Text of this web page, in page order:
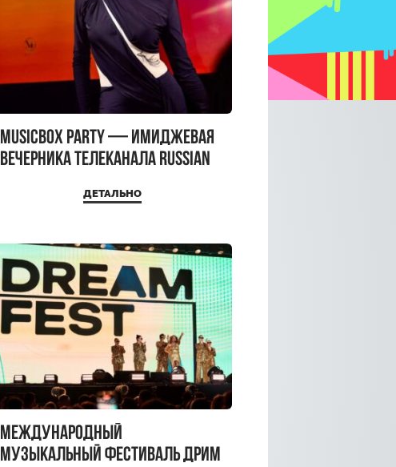
MUSICBOX PARTY — имиджевая
вечерника телеканала RUSSIAN
ДЕТАЛЬНО
Международный
музыкальный фестиваль ДРИМ